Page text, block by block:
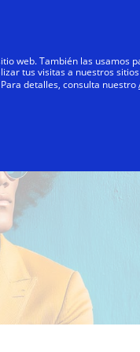
web. También las usamos
tus visitas a nuestros
detalles, consulta nuestro